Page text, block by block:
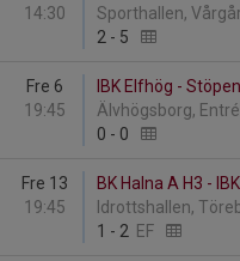
14:30
Sporthallen,
2 - 5
Fre 6
19:45
IBK Elfhög -
Älvhögsborg,
0 - 0
Fre 13
19:45
BK Halna A H3 -
Idrottshallen,
1 - 2 EF